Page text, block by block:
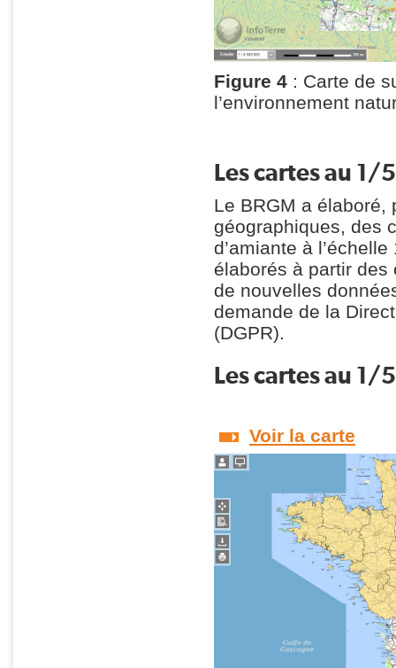
Figure 4 : Carte de
l’environnement
Les cartes au 1/
Le BRGM a élaboré,
géographiques, des
d’amiante à
élaborés à partir des
de nouvelles
demande de la
(DGPR).
Les cartes au
Voir la carte